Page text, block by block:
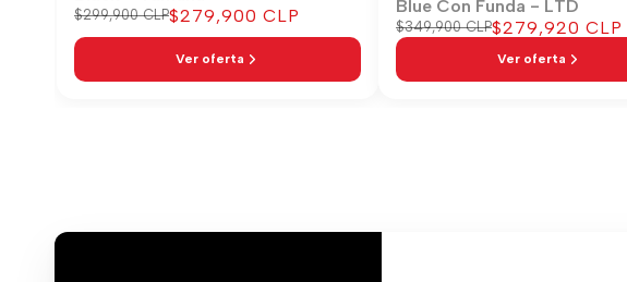
Precio
$299,900 CLPPrecio
de
venta
$279,900 CLP
Ver oferta
Blue Con Funda - LTD
Precio
regular
$349,900 CLPPrecio
venta
$279,920 CLP
Ver oferta